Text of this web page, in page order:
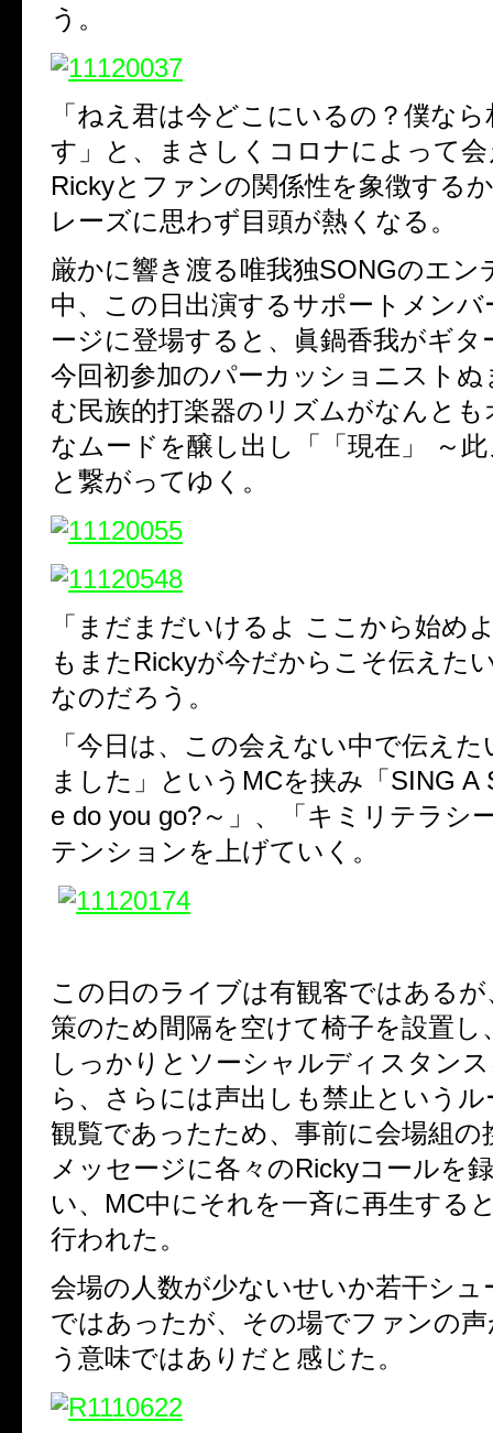
う。
「ねえ君は今どこにいるの？僕な
す」と、まさしくコロナによって
Rickyとファンの関係性を象徴する
レーズに思わず目頭が熱くなる。
厳かに響き渡る唯我独SONGのエン
中、この日出演するサポートメンバ
ージに登場すると、眞鍋香我がギタ
今回初参加のパーカッショニスト
む民族的打楽器のリズムがなんと
なムードを醸し出し「「現在」 ～
と繋がってゆく。
「まだまだいけるよ ここから始め
もまたRickyが今だからこそ伝えた
なのだろう。
「今日は、この会えない中で伝え
ました」というMCを挟み「SING A
e do you go?～」、「キミリテラシ
テンションを上げていく。
この日のライブは有観客ではあるが
策のため間隔を空けて椅子を設置し
しっかりとソーシャルディスタン
ら、さらには声出しも禁止という
観覧であったため、事前に会場組の
メッセージに各々のRickyコールを
い、MC中にそれを一斉に再生する
行われた。
会場の人数が少ないせいか若干シュ
ではあったが、その場でファンの
う意味ではありだと感じた。